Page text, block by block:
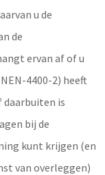
u de
de
ervan af of u
4400-2) heeft
daarbuiten is
bij de
kunt krijgen (en
van overleggen)